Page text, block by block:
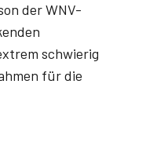
der WNV-
schwierig
für die